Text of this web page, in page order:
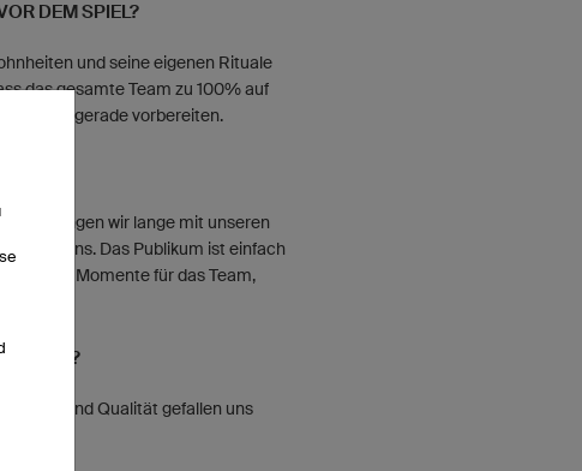
DEM SPIEL?
und seine eigenen Rituale
das gesamte Team zu 100% auf
wir uns gerade vorbereiten.
singen wir lange mit unseren
für uns. Das Publikum ist einfach
Momente für das Team,
macht.
EUCH?
Design und Qualität gefallen uns